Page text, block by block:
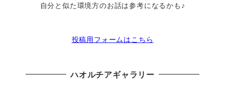
自分と似た環境方のお話は参考になるかも♪
投稿用フォームはこちら
ハオルチアギャラリー